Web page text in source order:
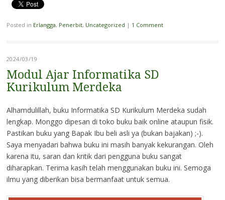
Posted in Erlangga, Penerbit, Uncategorized | 1 Comment
2024/03/19
Modul Ajar Informatika SD
Kurikulum Merdeka
Alhamdulillah, buku Informatika SD Kurikulum Merdeka sudah
lengkap. Monggo dipesan di toko buku baik online ataupun fisik.
Pastikan buku yang Bapak Ibu beli asli ya (bukan bajakan) ;-).
Saya menyadari bahwa buku ini masih banyak kekurangan. Oleh
karena itu, saran dan kritik dari pengguna buku sangat
diharapkan. Terima kasih telah menggunakan buku ini. Semoga
ilmu yang diberikan bisa bermanfaat untuk semua.